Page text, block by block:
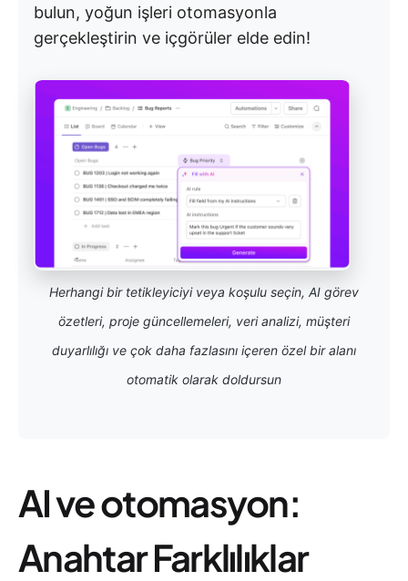
bulun, yoğun işleri otomasyonla
gerçekleştirin ve içgörüler elde edin!
Herhangi bir tetikleyiciyi veya koşulu seçin, AI görev
özetleri, proje güncellemeleri, veri analizi, müşteri
duyarlılığı ve çok daha fazlasını içeren özel bir alanı
otomatik olarak doldursun
AI ve otomasyon:
Anahtar Farklılıklar